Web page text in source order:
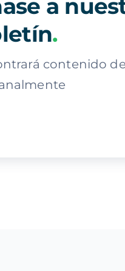
a
.
contenido